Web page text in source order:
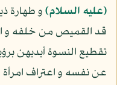
(عليه السلام)و طهارة
قد القميص من خلفه و
تقطيع النسوة أيديهن
عن نفسه و اعتراف امرأة